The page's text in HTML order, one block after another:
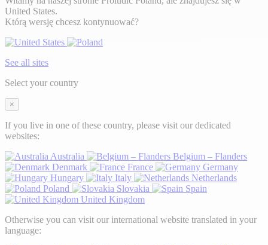
United States.
Którą wersję chcesz kontynuować?
See all sites
Select your country
×
If you live in one of these country, please visit our dedicated
websites:
Australia
Belgium – Flanders
Denmark
France
Germany
Hungary
Italy
Netherlands
Poland
Slovakia
Spain
United Kingdom
Otherwise you can visit our international website translated in your
language: